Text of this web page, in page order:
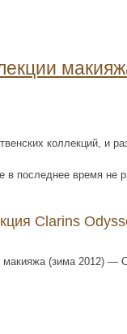
коллекций, и
в последнее время не
Clarins